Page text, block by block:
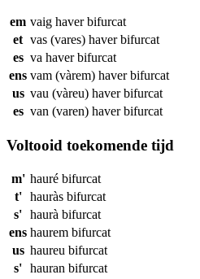
em vaig haverbifurcat
et vas (vares) haverbifurcat
es va haverbifurcat
ens vam (vàrem) haverbifurcat
us vau (vàreu) haverbifurcat
es van (varen) haverbifurcat
Voltooid toekomende tijd
m' hauré bifurcat
t'
hauràs bifurcat
s' haurà bifurcat
ens haurem bifurcat
us haureu bifurcat
s' hauran bifurcat